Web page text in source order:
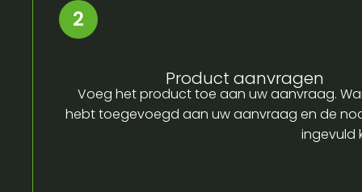
Product aanvragen
Voeg het product toe aan uw aanvraag.
hebt toegevoegd aan uw aanvraag en de
ingevuld